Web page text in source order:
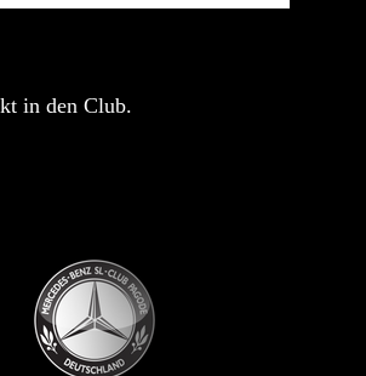
in den Club.